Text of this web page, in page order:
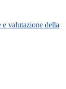
e valutazione della